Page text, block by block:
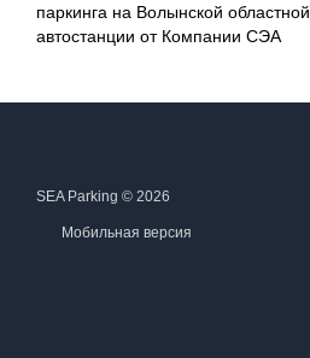
паркинга на Волынской областной
автостанции от Компании СЭА
SEA Parking © 2026
Мобильная версия